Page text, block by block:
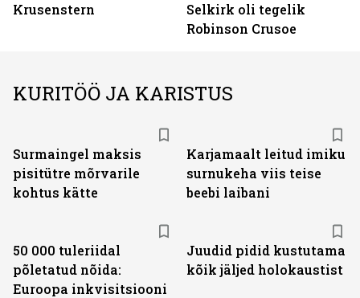
Krusenstern
Selkirk oli tegelik
Robinson Crusoe
KURITÖÖ JA KARISTUS
Surmaingel maksis
pisitütre mõrvarile
kohtus kätte
Karjamaalt leitud imiku
surnukeha viis teise
beebi laibani
50 000 tuleriidal
põletatud nõida:
Euroopa inkvisitsiooni
Juudid pidid kustutama
kõik jäljed holokaustist